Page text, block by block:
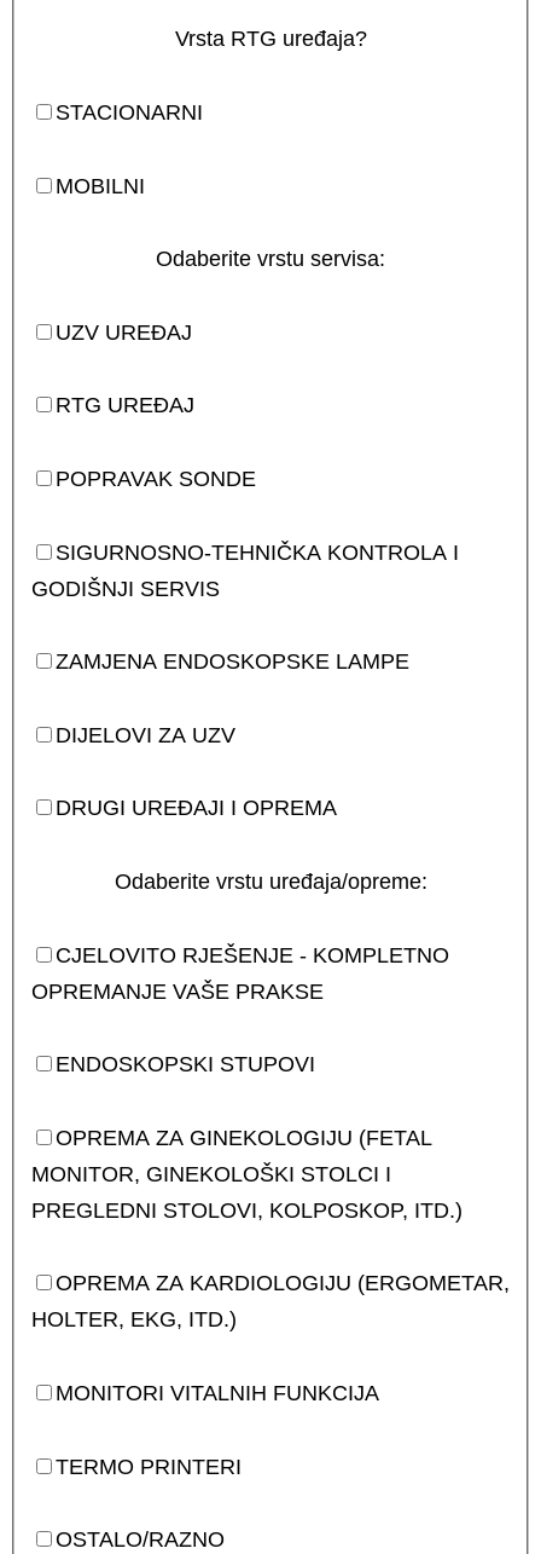
Vrsta RTG uređaja?
STACIONARNI
MOBILNI
Odaberite vrstu servisa:
UZV UREĐAJ
RTG UREĐAJ
POPRAVAK SONDE
SIGURNOSNO-TEHNIČKA KONTROLA I
GODIŠNJI SERVIS
ZAMJENA ENDOSKOPSKE LAMPE
DIJELOVI ZA UZV
DRUGI UREĐAJI I OPREMA
Odaberite vrstu uređaja/opreme:
CJELOVITO RJEŠENJE - KOMPLETNO
OPREMANJE VAŠE PRAKSE
ENDOSKOPSKI STUPOVI
OPREMA ZA GINEKOLOGIJU (FETAL
MONITOR, GINEKOLOŠKI STOLCI I
PREGLEDNI STOLOVI, KOLPOSKOP, ITD.)
OPREMA ZA KARDIOLOGIJU (ERGOMETAR,
HOLTER, EKG, ITD.)
MONITORI VITALNIH FUNKCIJA
TERMO PRINTERI
OSTALO/RAZNO